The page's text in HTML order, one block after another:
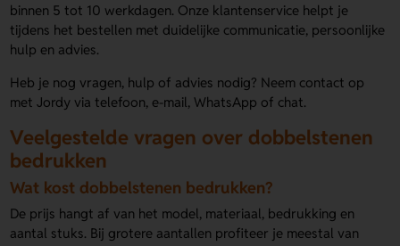
binnen 5 tot 10 werkdagen. Onze klantenservice helpt je
tijdens het bestellen met duidelijke communicatie, persoonlijke
hulp en advies.
Heb je nog vragen, hulp of advies nodig? Neem contact op
met Jordy via telefoon, e-mail, WhatsApp of chat.
Veelgestelde vragen over dobbelstenen
bedrukken
Wat kost dobbelstenen bedrukken?
De prijs hangt af van het model, materiaal, bedrukking en
aantal stuks. Bij grotere aantallen profiteer je meestal van